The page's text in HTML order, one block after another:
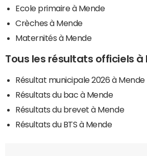
Ecole primaire à Mende
Crèches à Mende
Maternités à Mende
Tous les résultats officiels à
Résultat municipale 2026 à Mende
Résultats du bac à Mende
Résultats du brevet à Mende
Résultats du BTS à Mende